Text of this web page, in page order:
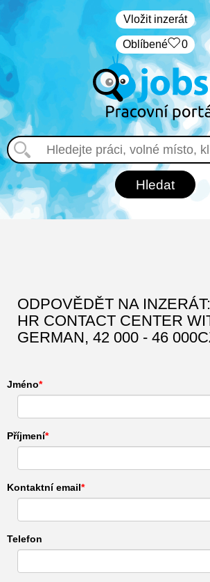
Vložit inzerát
Oblíbené 0
ODPOVĚDĚT NA INZERÁT:
HR CONTACT CENTER
GERMAN, 42 000 - 46
Jméno
Příjmení
Kontaktní email
Telefon